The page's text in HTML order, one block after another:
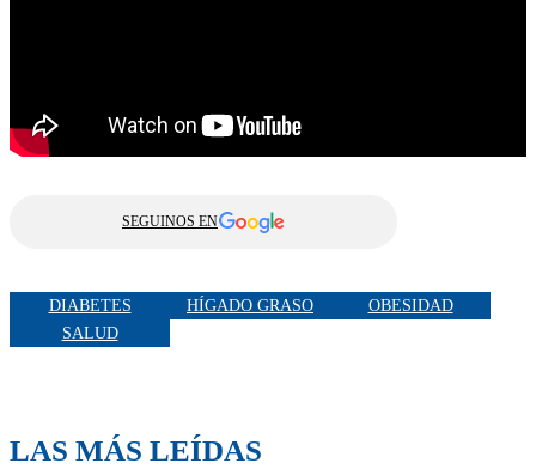
SEGUINOS EN
DIABETES HÍGADO GRASO
OBESIDAD
SALUD
LAS MÁS LEÍDAS